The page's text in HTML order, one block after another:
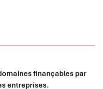
finançables par
entreprises.